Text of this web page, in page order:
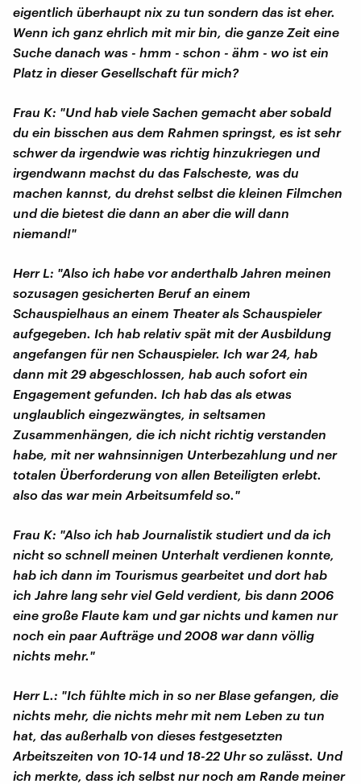
eigentlich überhaupt nix zu tun sondern das ist eher.
Wenn ich ganz ehrlich mit mir bin, die ganze Zeit eine
Suche danach was - hmm - schon - ähm - wo ist ein
Platz in dieser Gesellschaft für mich?
Frau K: "Und hab viele Sachen gemacht aber sobald
du ein bisschen aus dem Rahmen springst, es ist sehr
schwer da irgendwie was richtig hinzukriegen und
irgendwann machst du das Falscheste, was du
machen kannst, du drehst selbst die kleinen Filmchen
und die bietest die dann an aber die will dann
niemand!"
Herr L: "Also ich habe vor anderthalb Jahren meinen
sozusagen gesicherten Beruf an einem
Schauspielhaus an einem Theater als Schauspieler
aufgegeben. Ich hab relativ spät mit der Ausbildung
angefangen für nen Schauspieler. Ich war 24, hab
dann mit 29 abgeschlossen, hab auch sofort ein
Engagement gefunden. Ich hab das als etwas
unglaublich eingezwängtes, in seltsamen
Zusammenhängen, die ich nicht richtig verstanden
habe, mit ner wahnsinnigen Unterbezahlung und ner
totalen Überforderung von allen Beteiligten erlebt.
also das war mein Arbeitsumfeld so."
Frau K: "Also ich hab Journalistik studiert und da ich
nicht so schnell meinen Unterhalt verdienen konnte,
hab ich dann im Tourismus gearbeitet und dort hab
ich Jahre lang sehr viel Geld verdient, bis dann 2006
eine große Flaute kam und gar nichts und kamen nur
noch ein paar Aufträge und 2008 war dann völlig
nichts mehr."
Herr L.: "Ich fühlte mich in so ner Blase gefangen, die
nichts mehr, die nichts mehr mit nem Leben zu tun
hat, das außerhalb von dieses festgesetzten
Arbeitszeiten von 10-14 und 18-22 Uhr so zulässt. Und
ich merkte, dass ich selbst nur noch am Rande meiner